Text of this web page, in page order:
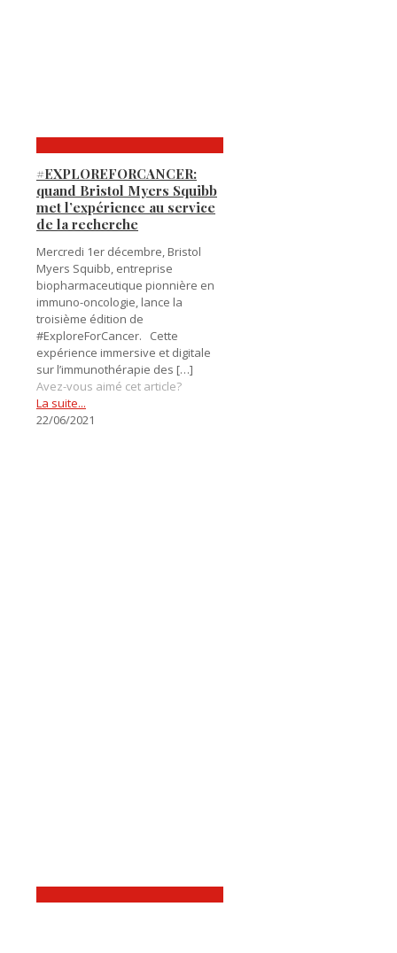
#EXPLOREFORCANCER:
quand Bristol Myers Squibb
met l’expérience au service
de la recherche
Mercredi 1er décembre, Bristol
Myers Squibb, entreprise
biopharmaceutique pionnière en
immuno-oncologie, lance la
troisième édition de
#ExploreForCancer. Cette
expérience immersive et digitale
sur l’immunothérapie des […]
Avez-vous aimé cet article?
La suite...
22/06/2021